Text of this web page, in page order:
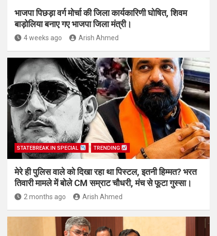
भाजपा पिछड़ा वर्ग मोर्चा की जिला कार्यकारिणी घोषित, शिवम
बाड़ोलिया बनाए गए भाजपा जिला मंत्री।
4 weeks ago Arish Ahmed
STATEBREAK.IN SPECIAL TRENDING
मेरे ही पुलिस वाले को दिखा रहा था पिस्टल, इतनी हिम्मत? भरत
तिवारी मामले में बोले CM सम्राट चौधरी, मंच से फूटा गुस्सा।
2 months ago Arish Ahmed